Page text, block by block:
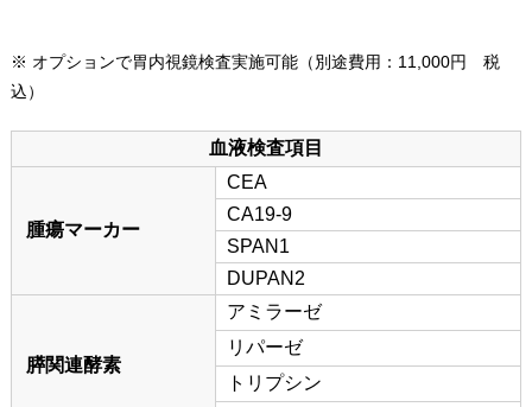
※ オプションで胃内視鏡検査実施可能（別途費用：11,000円 税
込）
血液検査項目
腫瘍マーカー
CEA
CA19-9
SPAN1
DUPAN2
膵関連酵素
アミラーゼ
リパーゼ
トリプシン